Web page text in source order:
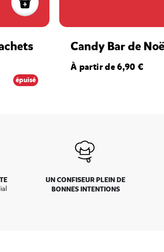
épuisé
Candy Bar de
À partir de 6,90 €
UN CONFISEUR PLEIN DE
BONNES INTENTIONS